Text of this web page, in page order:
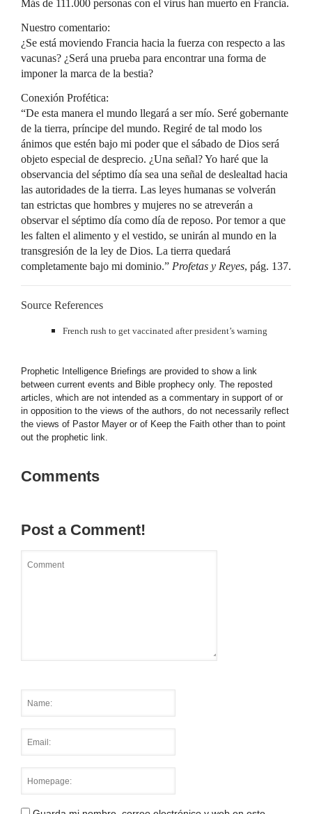
Más de 111.000 personas con el virus han muerto en Francia.
Nuestro comentario:
¿Se está moviendo Francia hacia la fuerza con respecto a las
vacunas? ¿Será una prueba para encontrar una forma de
imponer la marca de la bestia?
Conexión Profética:
“De esta manera el mundo llegará a ser mío. Seré gobernante
de la tierra, príncipe del mundo. Regiré de tal modo los
ánimos que estén bajo mi poder que el sábado de Dios será
objeto especial de desprecio. ¿Una señal? Yo haré que la
observancia del séptimo día sea una señal de deslealtad hacia
las autoridades de la tierra. Las leyes humanas se volverán
tan estrictas que hombres y mujeres no se atreverán a
observar el séptimo día como día de reposo. Por temor a que
les falten el alimento y el vestido, se unirán al mundo en la
transgresión de la ley de Dios. La tierra quedará
completamente bajo mi dominio.” Profetas y Reyes, pág. 137.
Source References
French rush to get vaccinated after president’s warning
Prophetic Intelligence Briefings are provided to show a link
between current events and Bible prophecy only. The reposted
articles, which are not intended as a commentary in support of or
in opposition to the views of the authors, do not necessarily reflect
the views of Pastor Mayer or of Keep the Faith other than to point
out the prophetic link.
Comments
Post a Comment!